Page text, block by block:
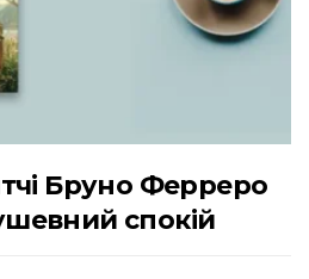
Бруно Ферреро
спокій